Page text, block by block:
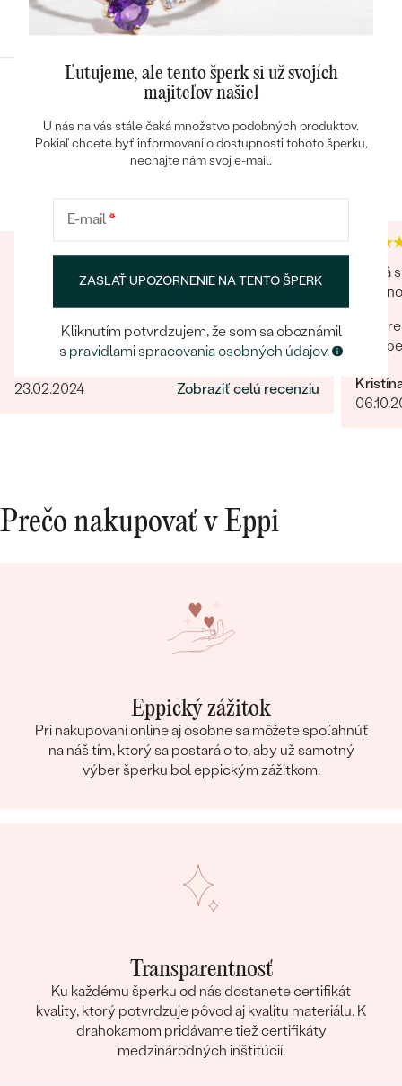
Konfigurácia
Heuréka recenzie Google recenzie
Krásny milý náhrdelník s príbehom. Ponuka
prekvapením, plus ešte ďalší bonus prianie.
Úžasné! Ešte som sa s takým niečím nestretla...
určite odporúčam
23.02.2024
Zobraziť celú recenziu
Veľká
Prečo nakupovať v Eppi
Eppický zážitok
Pri nakupovaní online aj osobne sa môžete spoľahnúť
na náš tím, ktorý sa postará o to, aby už samotný
výber šperku bol eppickým zážitkom.
Transparentnosť
Ku každému šperku od nás dostanete certifikát
kvality, ktorý potvrdzuje pôvod aj kvalitu materiálu. K
drahokamom pridávame tiež certifikáty
medzinárodných inštitúcií.
Ľutujeme, ale tento šperk si už svojích
majiteľov našiel
U nás na vás stále čaká množstvo podobných produktov.
Pokiaľ chcete byť informovaní o dostupnosti tohoto šperku,
nechajte nám svoj e-mail.
E-mail*
ZASLAŤ UPOZORNENIE NA TENTO ŠPERK
Kliknutím potvrdzujem, že som sa oboznámil
s pravidlami spracovania osobných údajov.